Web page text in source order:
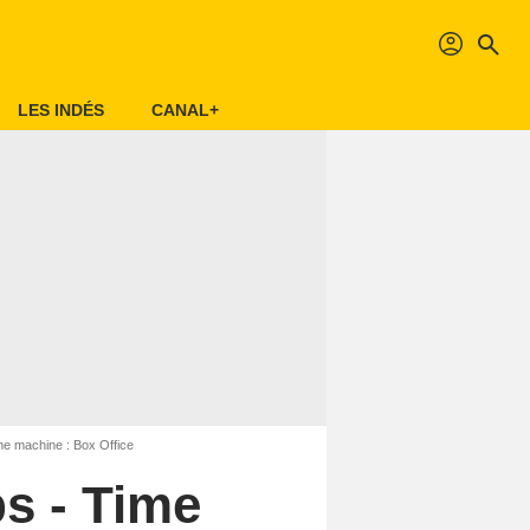
profil search
LES INDÉS CANAL+
machine : Box Office
- Time